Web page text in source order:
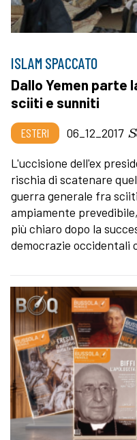
ISLAM SPACCATO
Dallo Yemen parte
sciiti e sunniti
ESTERI 06_12_2017
L'uccisione dell'ex
rischia di scatenare
guerra generale fra
ampiamente
più chiaro dopo la
democrazie occidentali